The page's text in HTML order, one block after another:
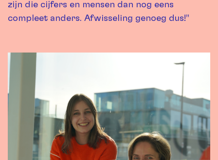
zijn die cijfers en mensen dan nog eens
compleet anders. Afwisseling genoeg dus!”